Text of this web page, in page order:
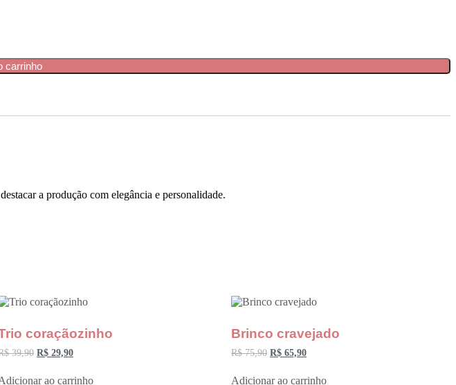
carrinho
a produção com elegância e personalidade.
coraçãozinho
39,90 R$ 29,90
ao carrinho
Brinco cravejado
R$75,90 R$ 65,90
Adicionar ao carrinho